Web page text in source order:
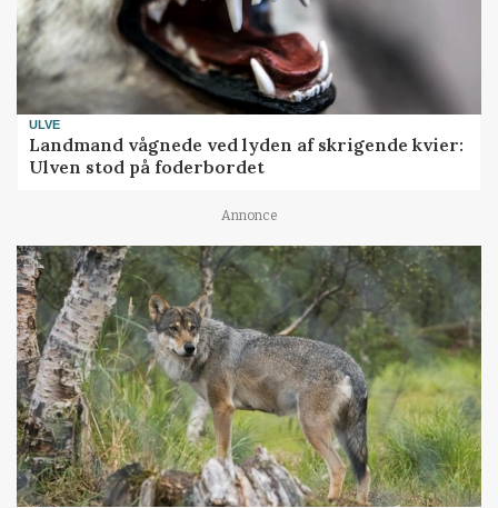
ULVE
Landmand vågnede ved lyden af skrigende kvier:
Ulven stod på foderbordet
Annonce